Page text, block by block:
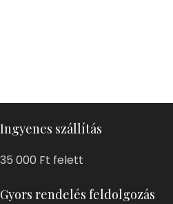
Ingyenes szállítás
35 000 Ft felett
Gyors rendelés feldolgozás